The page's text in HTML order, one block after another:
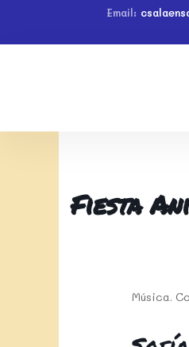
Email:
Fiesta
Música.